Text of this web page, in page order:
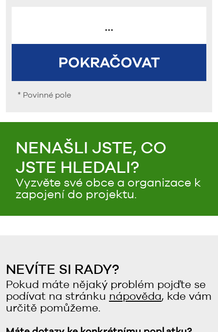
...
POKRAČOVAT
* Povinné pole
NENAŠLI JSTE, CO
JSTE HLEDALI?
Vyzvěte své obce a organizace k
zapojení do projektu.
NEVÍTE SI RADY?
Pokud máte nějaký problém pojďte se
podívat na stránku nápověda, kde vám
určitě pomůžeme.